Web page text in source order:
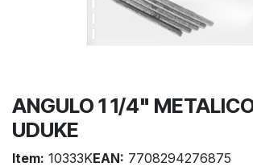
ANGULO 1 1/4"
UDUKE
Item: 10333KEAN: 7708294276875